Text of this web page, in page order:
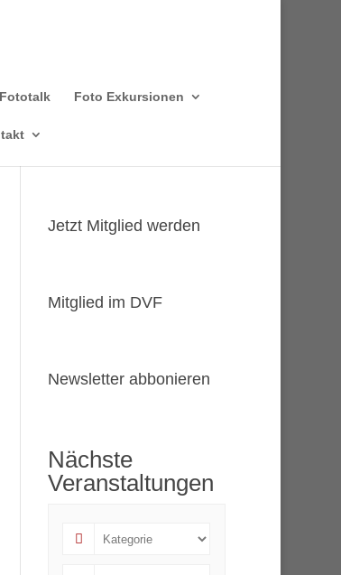
Foto Exkursionen
Jetzt Mitglied werden
Mitglied im DVF
Newsletter abbonieren
Nächste
Veranstaltungen